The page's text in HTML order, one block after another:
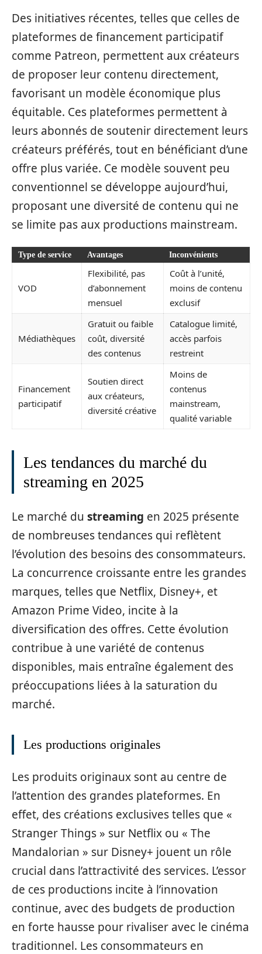
Des initiatives récentes, telles que celles de
plateformes de financement participatif
comme Patreon, permettent aux créateurs
de proposer leur contenu directement,
favorisant un modèle économique plus
équitable. Ces plateformes permettent à
leurs abonnés de soutenir directement leurs
créateurs préférés, tout en bénéficiant d’une
offre plus variée. Ce modèle souvent peu
conventionnel se développe aujourd’hui,
proposant une diversité de contenu qui ne
se limite pas aux productions mainstream.
Type de service Avantages Inconvénients
VOD
Flexibilité, pas
d’abonnement
mensuel
Coût à l’unité,
moins de contenu
exclusif
Médiathèques
Gratuit ou faible
coût, diversité
des contenus
Catalogue limité,
accès parfois
restreint
Financement
participatif
Soutien direct
aux créateurs,
diversité créative
Moins de
contenus
mainstream,
qualité variable
Les tendances du marché du
streaming en 2025
Le marché du streaming en 2025 présente
de nombreuses tendances qui reflètent
l’évolution des besoins des consommateurs.
La concurrence croissante entre les grandes
marques, telles que Netflix, Disney+, et
Amazon Prime Video, incite à la
diversification des offres. Cette évolution
contribue à une variété de contenus
disponibles, mais entraîne également des
préoccupations liées à la saturation du
marché.
Les productions originales
Les produits originaux sont au centre de
l’attention des grandes plateformes. En
effet, des créations exclusives telles que «
Stranger Things » sur Netflix ou « The
Mandalorian » sur Disney+ jouent un rôle
crucial dans l’attractivité des services. L’essor
de ces productions incite à l’innovation
continue, avec des budgets de production
en forte hausse pour rivaliser avec le cinéma
traditionnel. Les consommateurs en